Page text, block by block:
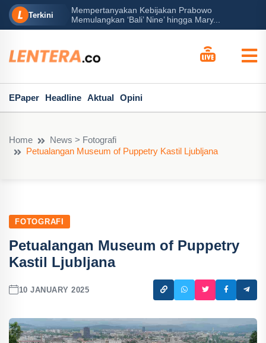
Terkini
Mempertanyakan Kebijakan Prabowo
Memulangkan ‘Bali’ Nine’ hingga Mary...
EPaper Headline Aktual Opini
Home
News > Fotografi
Petualangan Museum of Puppetry Kastil Ljubljana
FOTOGRAFI
Petualangan Museum of Puppetry
Kastil Ljubljana
10 JANUARY 2025